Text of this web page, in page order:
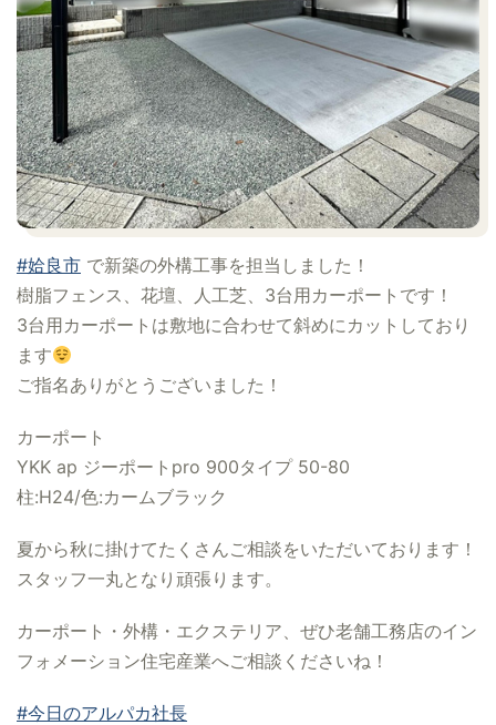
#姶良市 で新築の外構工事を担当しました！
樹脂フェンス、花壇、人工芝、3台用カーポートです！
3台用カーポートは敷地に合わせて斜めにカットしており
ます
ご指名ありがとうございました！
カーポート
YKK ap ジーポートpro 900タイプ 50-80
柱:H24/色:カームブラック
夏から秋に掛けてたくさんご相談をいただいております！
スタッフ一丸となり頑張ります。
カーポート・外構・エクステリア、ぜひ老舗工務店のイン
フォメーション住宅産業へご相談くださいね！
#今日のアルパカ社長